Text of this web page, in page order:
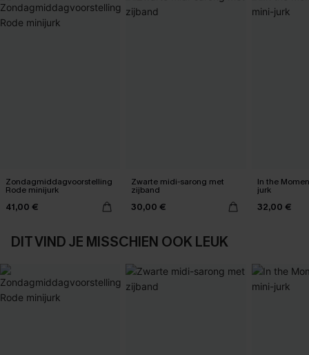
Zondagmiddagvoorstelling
Rode minijurk
41,00 €
Zwarte midi-sarong met
zijband
30,00 €
In the
jurk
32,00 €
DIT VIND JE MISSCHIEN OOK LEUK